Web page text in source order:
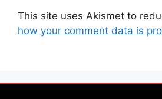
This site uses Akismet to
how your comment data is